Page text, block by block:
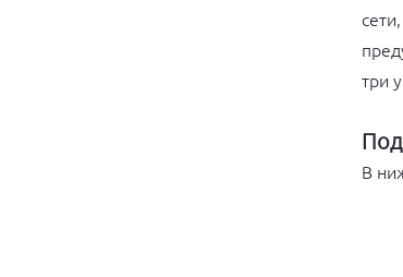
три
В